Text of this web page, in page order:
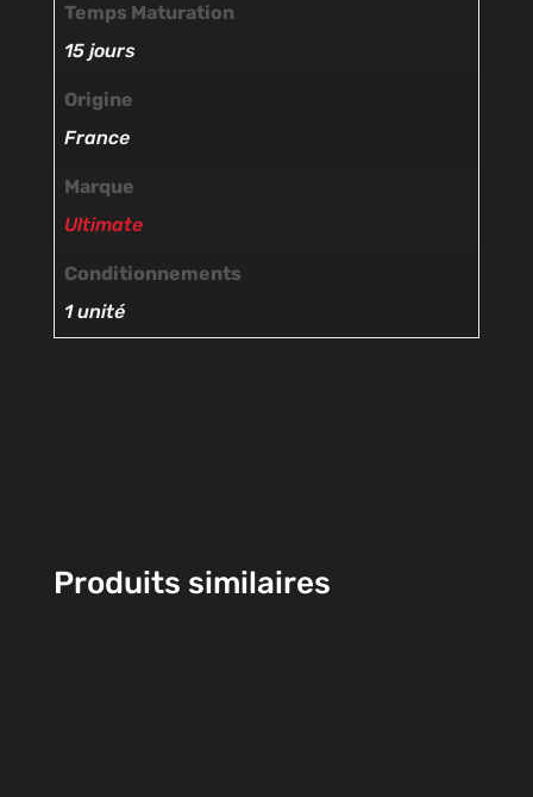
Temps Maturation
15 jours
Origine
France
Marque
Ultimate
Conditionnements
1 unité
Produits similaires